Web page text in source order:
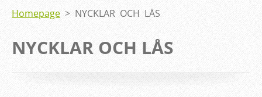
Homepage > NYCKLAR OCH LÅS
NYCKLAR OCH LÅS